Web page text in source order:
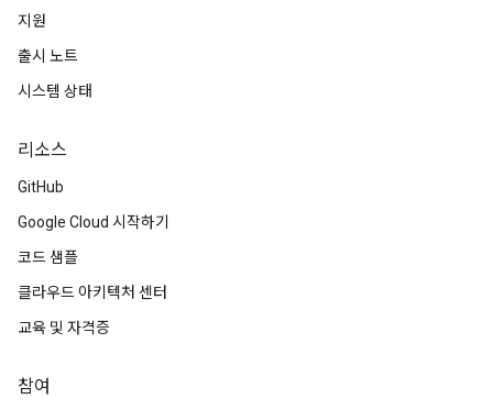
지원
출시 노트
시스템 상태
리소스
GitHub
Google Cloud 시작하기
코드 샘플
클라우드 아키텍처 센터
교육 및 자격증
참여